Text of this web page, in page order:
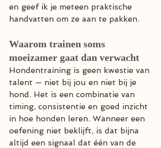
en geef ik je meteen praktische
handvatten om ze aan te pakken.
Waarom trainen soms
moeizamer gaat dan verwacht
Hondentraining is geen kwestie van
talent — niet bij jou en niet bij je
hond. Het is een combinatie van
timing, consistentie en goed inzicht
in hoe honden leren. Wanneer een
oefening niet beklijft, is dat bijna
altijd een signaal dat één van de